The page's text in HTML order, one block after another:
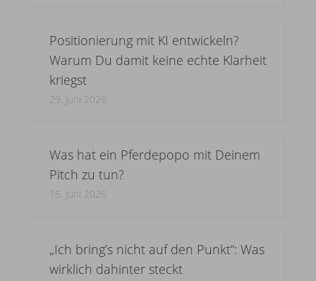
Positionierung mit KI entwickeln?
Warum Du damit keine echte Klarheit
kriegst
29. Juni 2026
Was hat ein Pferdepopo mit Deinem
Pitch zu tun?
15. Juni 2026
„Ich bring’s nicht auf den Punkt“: Was
wirklich dahinter steckt